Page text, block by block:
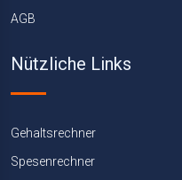
AGB
Nützliche Links
Gehaltsrechner
Spesenrechner